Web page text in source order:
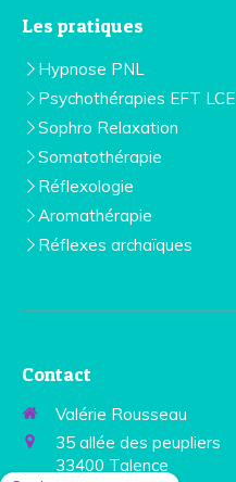
Les pratiques
Hypnose PNL
Psychothérapies EFT LCE
Sophro Relaxation
Somatothérapie
Réflexologie
Aromathérapie
Réflexes archaïques
Contact
Valérie Rousseau
35 allée des peupliers
33400 Talence